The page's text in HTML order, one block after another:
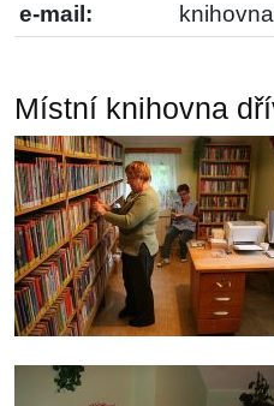
e-mail:
Místní knihovna